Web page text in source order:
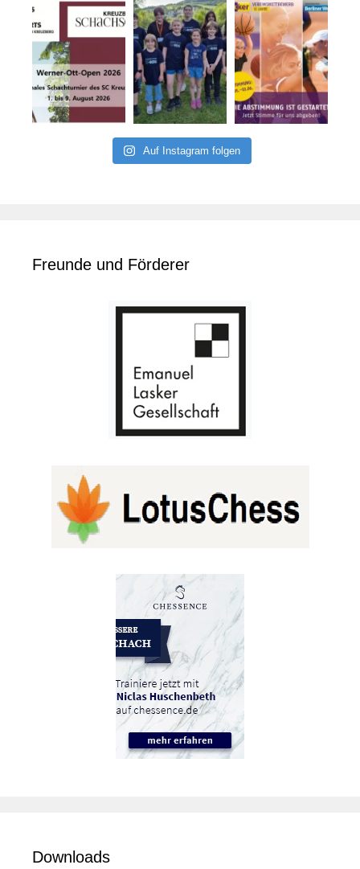
Auf Instagram folgen
Freunde und Förderer
Downloads